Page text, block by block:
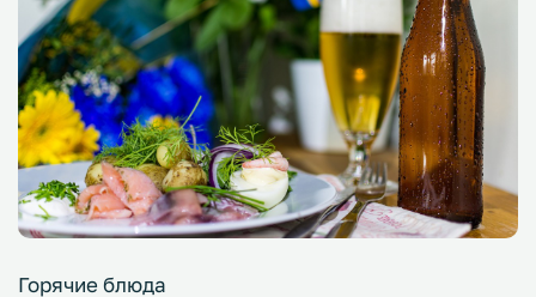
Горячие блюда